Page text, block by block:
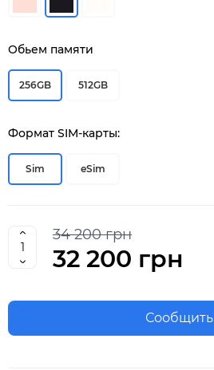
Обьем памяти
256GB 512GB
Формат SIM-карты:
Sim eSim
34 200 грн
32 200 грн
Сообщить